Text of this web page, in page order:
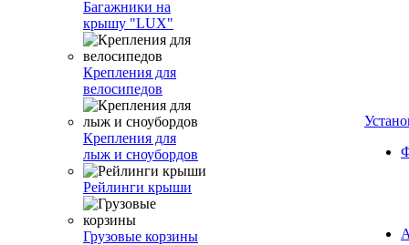
Багажники на
крышу "LUX"
Крепления для
велосипедов
Крепления для
лыж и сноубордов
Рейлинги крыши
Грузовые корзины